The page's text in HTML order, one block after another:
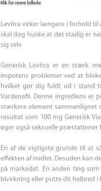
Klik for storre billede
Levitra virker længere i forhold til
skal dog huske at det stadig er
sig selv.
Generisk Levitra er en stærk
impotens problemer ved at
hvilket gør dig fuldt ud i stand
Vardenafil. Denne ingrediens er
stærkere element sammenlignet
resultat som 100 mg Generisk
øger også seksuelle
En af de vigtigste grunde til at
effekten af midlet. Desuden kan
på markedet. En anden ting
bivirkning eller putte dit helbred i